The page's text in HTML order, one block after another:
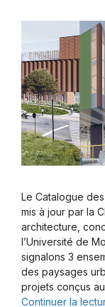
Le Catalogue
mis à jour par la
architecture,
l’Université de
signalons 3
des paysages
projets conçus
Continuer la